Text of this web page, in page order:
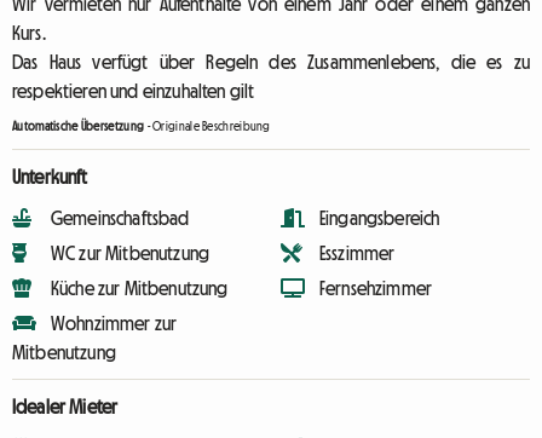
Kurs.
Das Haus verfügt über Regeln des Zusammenlebens, die es zu
respektieren und einzuhalten gilt
Automatische Übersetzung -Originale Beschreibung
Unterkunft
Gemeinschaftsbad
WC zur Mitbenutzung
Küche zur Mitbenutzung
Wohnzimmer zur
Mitbenutzung
Eingangsbereich
Esszimmer
Fernsehzimmer
Idealer Mieter